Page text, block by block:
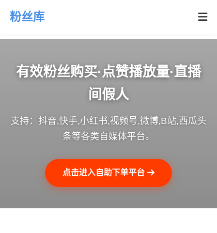
粉丝库
有效粉丝购买·点赞播放量·直播
间假人
支持：抖音,快手,小红书,视频号,微博,B站,西瓜头
条等各类自媒体平台。
点击进入自助下单平台